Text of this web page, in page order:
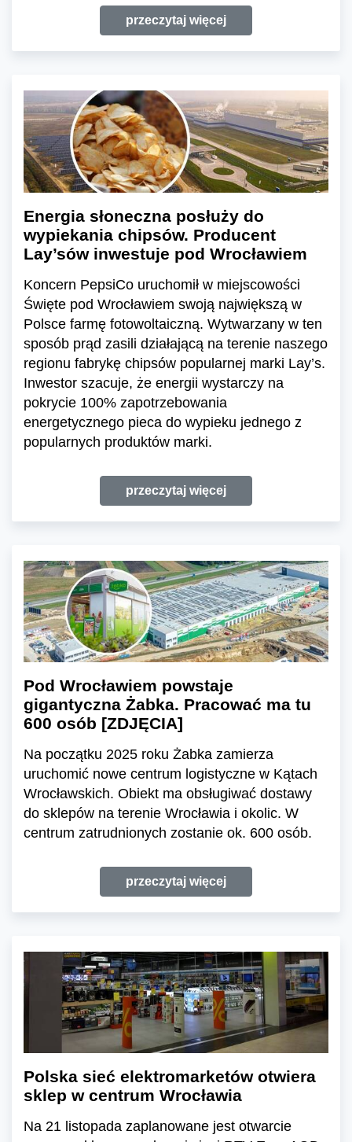
przeczytaj więcej
Energia słoneczna posłuży do
wypiekania chipsów. Producent
Lay’sów inwestuje pod Wrocławiem
Koncern PepsiCo uruchomił w miejscowości
Święte pod Wrocławiem swoją największą w
Polsce farmę fotowoltaiczną. Wytwarzany w ten
sposób prąd zasili działającą na terenie naszego
regionu fabrykę chipsów popularnej marki Lay’s.
Inwestor szacuje, że energii wystarczy na
pokrycie 100% zapotrzebowania
energetycznego pieca do wypieku jednego z
popularnych produktów marki.
przeczytaj więcej
Pod Wrocławiem powstaje
gigantyczna Żabka. Pracować ma tu
600 osób [ZDJĘCIA]
Na początku 2025 roku Żabka zamierza
uruchomić nowe centrum logistyczne w Kątach
Wrocławskich. Obiekt ma obsługiwać dostawy
do sklepów na terenie Wrocławia i okolic. W
centrum zatrudnionych zostanie ok. 600 osób.
przeczytaj więcej
Polska sieć elektromarketów otwiera
sklep w centrum Wrocławia
Na 21 listopada zaplanowane jest otwarcie